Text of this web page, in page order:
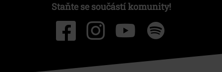
Staňte se součástí komunity!